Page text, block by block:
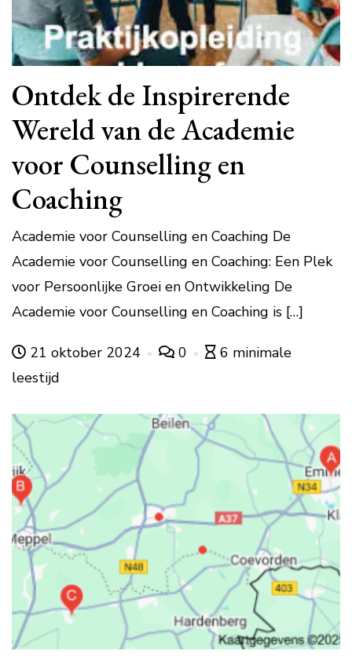
Ontdek de Inspirerende
Wereld van de Academie
voor Counselling en
Coaching
Academie voor Counselling en Coaching De
Academie voor Counselling en Coaching: Een Plek
voor Persoonlijke Groei en Ontwikkeling De
Academie voor Counselling en Coaching is […]
21 oktober 2024 0
6 minimale
leestijd